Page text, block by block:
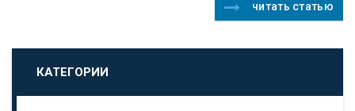
читать статью
КАТЕГОРИИ